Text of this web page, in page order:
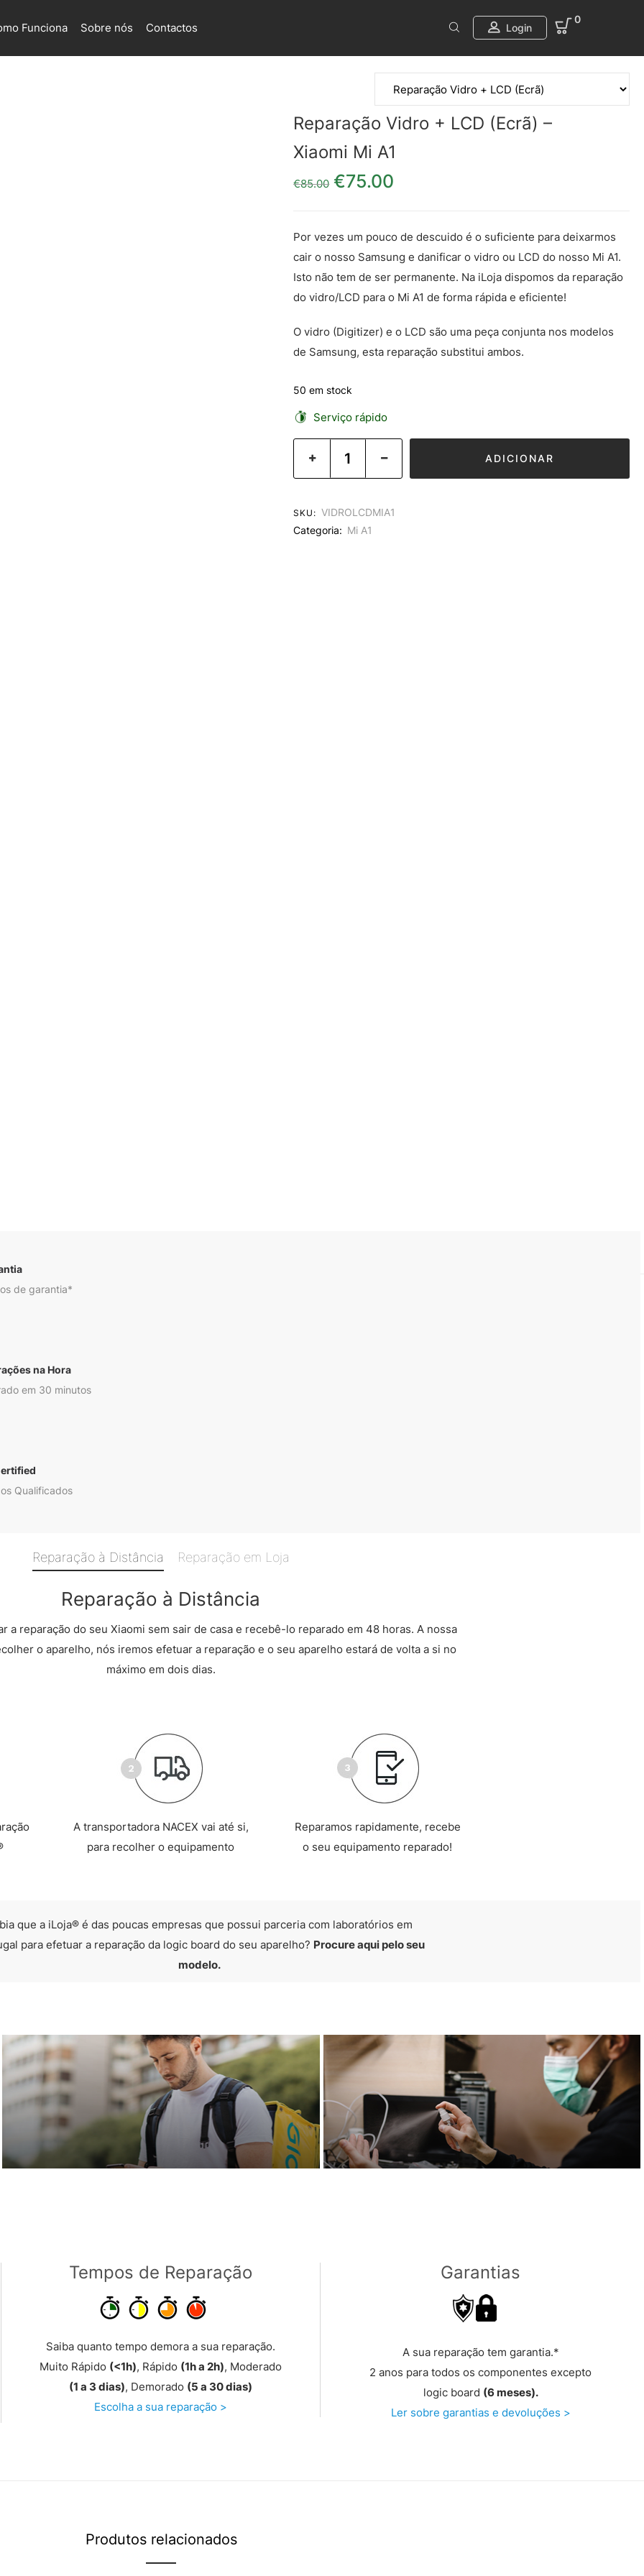
Funciona Sobre nós Contactos Login
0
Reparação Vidro + LCD (Ecrã) –
Xiaomi Mi A1
€85.00 O preço original era: €85.00.
€75.00
Por vezes um pouco de descuido é o suficiente para deixarmos
cair o nosso Samsung e danificar o vidro ou LCD do nosso Mi A1.
Isto não tem de ser permanente. Na iLoja dispomos da reparação
do vidro/LCD para o Mi A1 de forma rápida e eficiente!
O vidro (Digitizer) e o LCD são uma peça conjunta nos modelos
de Samsung, esta reparação substitui ambos.
50 em stock
Serviço rápido
ADICIONAR
SKU: VIDROLCDMIA1
Categoria: Mi A1
de garantia*
na Hora
em 30 minutos
Qualificados
Reparação à Distância Reparação em Loja
Reparação à Distância
a reparação do seu Xiaomi sem sair de casa e recebê-lo reparado em 48 horas. A nossa
o aparelho, nós iremos efetuar a reparação e o seu aparelho estará de volta a si no
máximo em dois dias.
A transportadora NACEX vai até si,
para recolher o equipamento
Reparamos rapidamente, recebe
o seu equipamento reparado!
que a iLoja® é das poucas empresas que possui parceria com laboratórios em
para efetuar a reparação da logic board do seu aparelho? Procure aqui pelo seu
modelo.
Tempos de Reparação
Saiba quanto tempo demora a sua reparação.
Muito Rápido (<1h), Rápido (1h a 2h), Moderado
(1 a 3 dias), Demorado (5 a 30 dias)
Escolha a sua reparação >
Garantias
A sua reparação tem garantia.*
2 anos para todos os componentes excepto
logic board (6 meses).
Ler sobre garantias e devoluções >
Produtos relacionados